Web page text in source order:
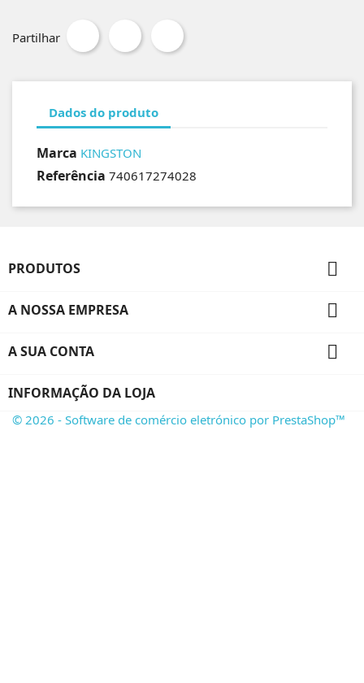
Partilhar
Dados do produto
Marca KINGSTON
Referência 740617274028
PRODUTOS 
A NOSSA EMPRESA 
A SUA CONTA 
INFORMAÇÃO DA LOJA
© 2026 - Software de comércio eletrónico por PrestaShop™